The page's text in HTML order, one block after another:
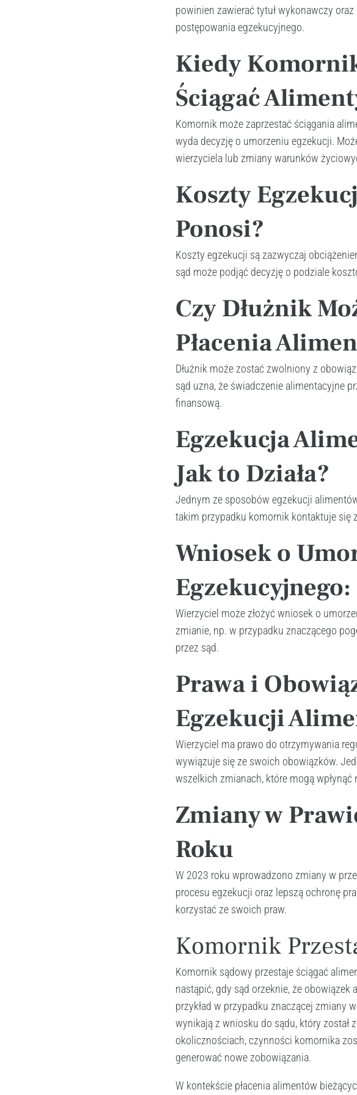
powinien zawierać tytuł wykonawczy
postępowania egzekucyjnego.
Kiedy
Ściągać
Komornik może zaprzestać ściągania
wyda decyzję o umorzeniu egzekucji.
wierzyciela lub zmiany warunków
Koszty
Ponosi?
Koszty egzekucji są zazwyczaj
sąd może podjąć decyzję o podziale
Czy Dłużnik
Płacenia
Dłużnik może zostać zwolniony z
sąd uzna, że świadczenie alimentacyjne
finansową.
Egzekucja
Jak to Działa?
Jednym ze sposobów egzekucji
takim przypadku komornik kontaktuje się
Wniosek o
Wierzyciel może złożyć wniosek o
zmianie, np. w przypadku znaczącego
przez sąd.
Prawa i
Egzekucji
Wierzyciel ma prawo do otrzymywania
wywiązuje się ze swoich obowiązków.
wszelkich zmianach, które mogą wpłynąć
Zmiany w
Roku
W 2023 roku wprowadzono zmiany w
procesu egzekucji oraz lepszą ochronę
korzystać ze swoich praw.
Komornik
Komornik sądowy przestaje ściągać
nastąpić, gdy sąd orzeknie, że
przykład w przypadku znaczącej zmiany
wynikają z wniosku do sądu, który został
okolicznościach, czynności komornika
generować nowe zobowiązania.
W kontekście płacenia alimentów